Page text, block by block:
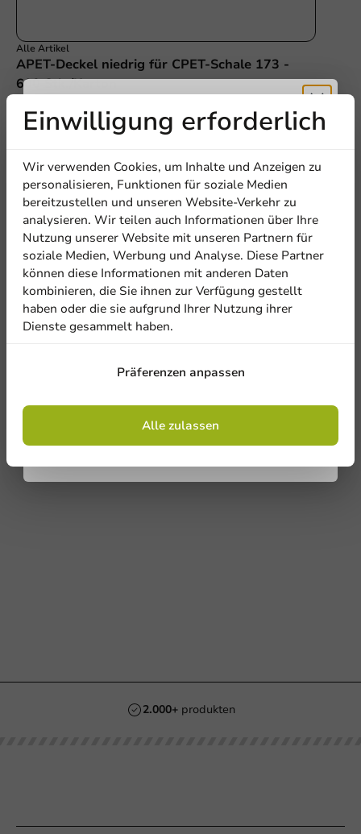
Alle Artikel
APET-Deckel niedrig für CPET-Schale 173 -
600 Stk./Karton
500 Einheiten
67,50 €
2.000+ produkten
Einwilligung erforderlich
Wir verwenden Cookies, um Inhalte und Anzeigen zu
personalisieren, Funktionen für soziale Medien
bereitzustellen und unseren Website-Verkehr zu
analysieren. Wir teilen auch Informationen über Ihre
Nutzung unserer Website mit unseren Partnern für
soziale Medien, Werbung und Analyse. Diese Partner
können diese Informationen mit anderen Daten
kombinieren, die Sie ihnen zur Verfügung gestellt
haben oder die sie aufgrund Ihrer Nutzung ihrer
Dienste gesammelt haben.
Präferenzen anpassen
Alle zulassen
Erhalten Sie
5% Rabatt
Abonnieren Sie unseren
Newsletter!
denAllgemeinen Geschäftsbedingungen
einverstanden
Datenschutzrichtlinie.